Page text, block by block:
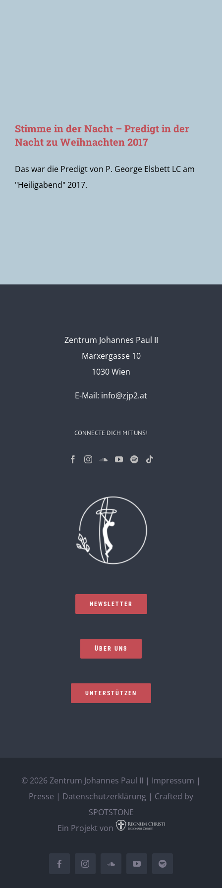
Stimme in der Nacht – Predigt in der
Nacht zu Weihnachten 2017
Das war die Predigt von P. George Elsbett LC am
"Heiligabend" 2017.
Zentrum Johannes Paul II
Marxergasse 10
1030 Wien
E-Mail: info@zjp2.at
CONNECTE DICH MIT UNS!
NEWSLETTER
ÜBER UNS
UNTERSTÜTZEN
© 2026 Zentrum Johannes Paul II | Impressum |
Presse | Datenschutzerklärung | Crafted by
SPOTSTONE
Ein Projekt von
FacebookInstagramSoundCloudYouTubeSpotify